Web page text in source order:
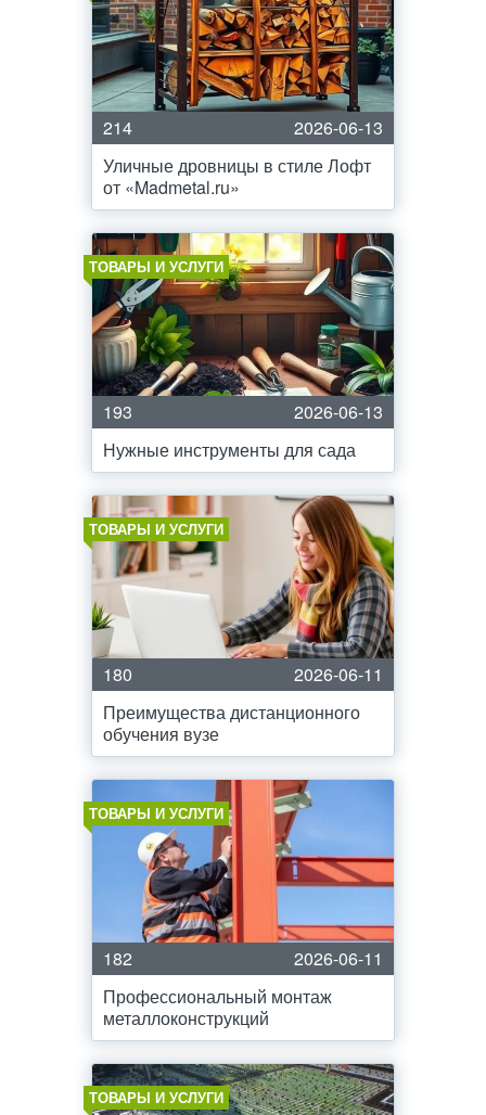
214
2026-06-13
Уличные дровницы в стиле Лофт
от «Madmetal.ru»
ТОВАРЫ И УСЛУГИ
193
2026-06-13
Нужные инструменты для сада
ТОВАРЫ И УСЛУГИ
180
2026-06-11
Преимущества дистанционного
обучения вузе
ТОВАРЫ И УСЛУГИ
182
2026-06-11
Профессиональный монтаж
металлоконструкций
ТОВАРЫ И УСЛУГИ